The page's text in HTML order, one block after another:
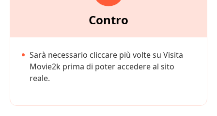
Contro
Sarà necessario cliccare più volte su Visita
Movie2k prima di poter accedere al sito
reale.